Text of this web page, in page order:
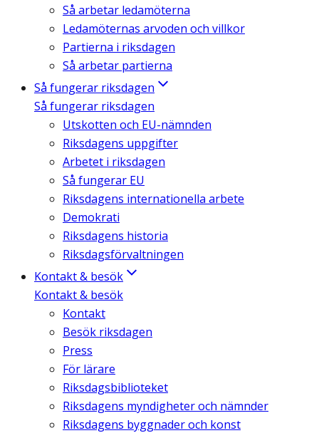
Så arbetar ledamöterna
Ledamöternas arvoden och villkor
Partierna i riksdagen
Så arbetar partierna
Så fungerar riksdagen
Så fungerar riksdagen
Utskotten och EU-nämnden
Riksdagens uppgifter
Arbetet i riksdagen
Så fungerar EU
Riksdagens internationella arbete
Demokrati
Riksdagens historia
Riksdagsförvaltningen
Kontakt & besök
Kontakt & besök
Kontakt
Besök riksdagen
Press
För lärare
Riksdagsbiblioteket
Riksdagens myndigheter och nämnder
Riksdagens byggnader och konst